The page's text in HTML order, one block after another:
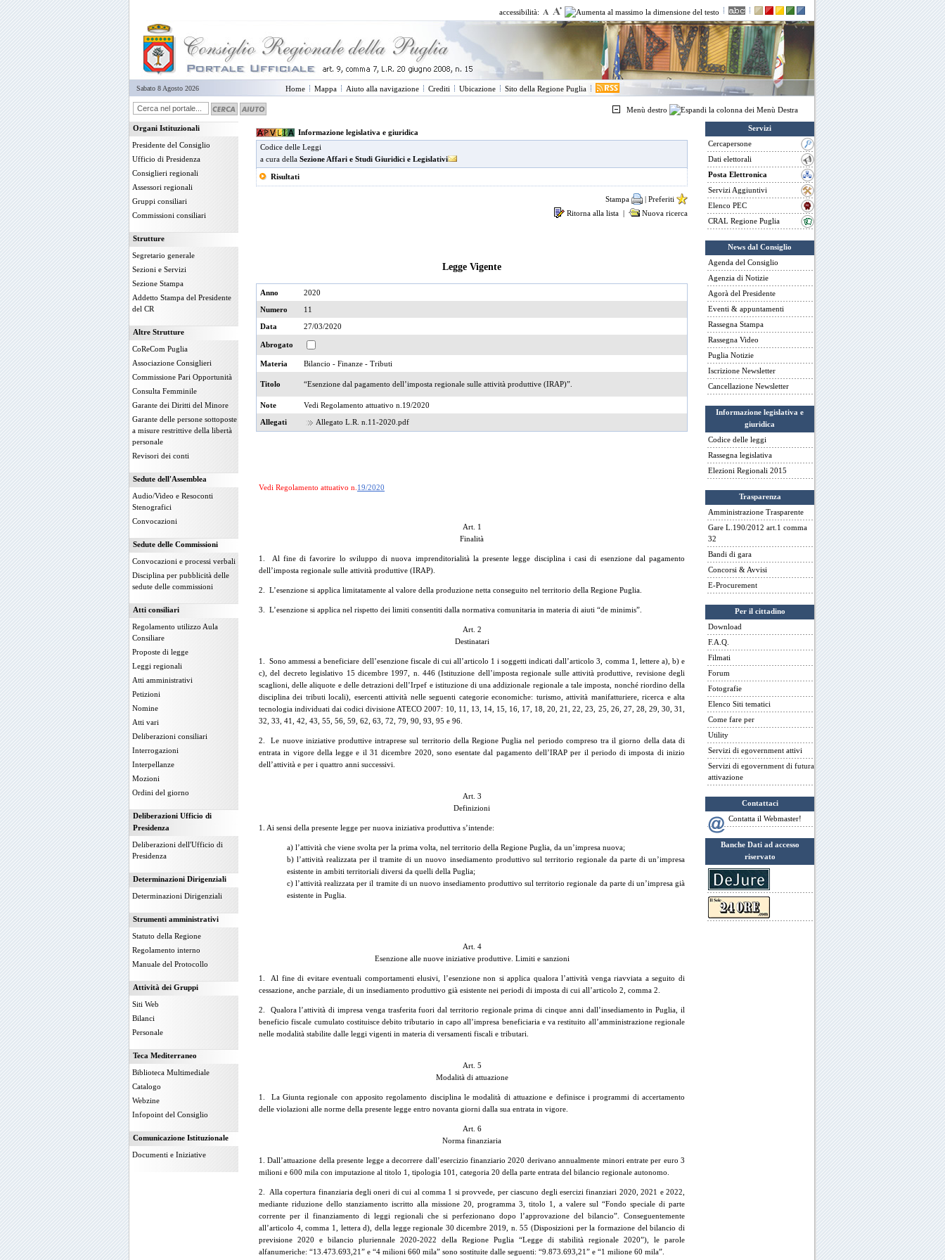
accessibilità:
Sabato 8 Agosto 2026 Home Mappa Aiuto alla navigazione Crediti Ubicazione Sito della Regione Puglia
Menù destro
Organi Istituzionali
Presidente del Consiglio
Ufficio di Presidenza
Consiglieri regionali
Assessori regionali
Gruppi consiliari
Commissioni consiliari
Strutture
Segretario generale
Sezioni e Servizi
Sezione Stampa
Addetto Stampa del Presidente
del CR
Altre Strutture
CoReCom Puglia
Associazione Consiglieri
Commissione Pari Opportunità
Consulta Femminile
Garante dei Diritti del Minore
Garante delle persone sottoposte
a misure restrittive della libertà
personale
Revisori dei conti
Sedute dell'Assemblea
Audio/Video e Resoconti
Stenografici
Convocazioni
Sedute delle Commissioni
Convocazioni e processi verbali
Disciplina per pubblicità delle
sedute delle commissioni
Atti consiliari
Regolamento utilizzo Aula
Consiliare
Proposte di legge
Leggi regionali
Atti amministrativi
Petizioni
Nomine
Atti vari
Deliberazioni consiliari
Interrogazioni
Interpellanze
Mozioni
Ordini del giorno
Deliberazioni Ufficio di
Presidenza
Deliberazioni dell'Ufficio di
Presidenza
Determinazioni Dirigenziali
Determinazioni Dirigenziali
Strumenti amministrativi
Statuto della Regione
Regolamento interno
Manuale del Protocollo
Attività dei Gruppi
Siti Web
Bilanci
Personale
Teca Mediterraneo
Biblioteca Multimediale
Catalogo
Webzine
Infopoint del Consiglio
Comunicazione Istituzionale
Documenti e Iniziative
Informazione legislativa e giuridica
Codice delle Leggi
a cura della Sezione Affari e Studi Giuridici e Legislativi
Risultati
Stampa | Preferiti
Ritorna alla lista | Nuova ricerca
Legge Vigente
Anno
2020
Numero
11
Data
27/03/2020
Abrogato
Materia Bilancio - Finanze - Tributi
Titolo “Esenzione dal pagamento dell’imposta regionale sulle attività produttive (IRAP)”.
Note
Vedi Regolamento attuativo n.19/2020
Allegati
Allegato L.R. n.11-2020.pdf
Vedi Regolamento attuativo n. 19/2020
Art. 1
Finalità
1. Al fine di favorire lo sviluppo di nuova imprenditorialità la presente legge disciplina i casi di esenzione dal pagamento
dell’imposta regionale sulle attività produttive (IRAP).
2. L’esenzione si applica limitatamente al valore della produzione netta conseguito nel territorio della Regione Puglia.
3. L’esenzione si applica nel rispetto dei limiti consentiti dalla normativa comunitaria in materia di aiuti “de minimis”.
Art. 2
Destinatari
1. Sono ammessi a beneficiare dell’esenzione fiscale di cui all’articolo 1 i soggetti indicati dall’articolo 3, comma 1, lettere a), b) e
c), del decreto legislativo 15 dicembre 1997, n. 446 (Istituzione dell’imposta regionale sulle attività produttive, revisione degli
scaglioni, delle aliquote e delle detrazioni dell’Irpef e istituzione di una addizionale regionale a tale imposta, nonché riordino della
disciplina dei tributi locali), esercenti attività nelle seguenti categorie economiche: turismo, attività manifatturiere, ricerca e alta
tecnologia individuati dai codici divisione ATECO 2007: 10, 11, 13, 14, 15, 16, 17, 18, 20, 21, 22, 23, 25, 26, 27, 28, 29, 30, 31,
32, 33, 41, 42, 43, 55, 56, 59, 62, 63, 72, 79, 90, 93, 95 e 96.
2. Le nuove iniziative produttive intraprese sul territorio della Regione Puglia nel periodo compreso tra il giorno della data di
entrata in vigore della legge e il 31 dicembre 2020, sono esentate dal pagamento dell’IRAP per il periodo di imposta di inizio
dell’attività e per i quattro anni successivi.
Art. 3
Definizioni
1. Ai sensi della presente legge per nuova iniziativa produttiva s’intende:
a) l’attività che viene svolta per la prima volta, nel territorio della Regione Puglia, da un’impresa nuova;
b) l’attività realizzata per il tramite di un nuovo insediamento produttivo sul territorio regionale da parte di un’impresa
esistente in ambiti territoriali diversi da quelli della Puglia;
c) l’attività realizzata per il tramite di un nuovo insediamento produttivo sul territorio regionale da parte di un’impresa già
esistente in Puglia.
Art. 4
Esenzione alle nuove iniziative produttive. Limiti e sanzioni
1. Al fine di evitare eventuali comportamenti elusivi, l’esenzione non si applica qualora l’attività venga riavviata a seguito di
cessazione, anche parziale, di un insediamento produttivo già esistente nei periodi di imposta di cui all’articolo 2, comma 2.
2. Qualora l’attività di impresa venga trasferita fuori dal territorio regionale prima di cinque anni dall’insediamento in Puglia, il
beneficio fiscale cumulato costituisce debito tributario in capo all’impresa beneficiaria e va restituito all’amministrazione regionale
nelle modalità stabilite dalle leggi vigenti in materia di versamenti fiscali e tributari.
Art. 5
Modalità di attuazione
1. La Giunta regionale con apposito regolamento disciplina le modalità di attuazione e definisce i programmi di accertamento
delle violazioni alle norme della presente legge entro novanta giorni dalla sua entrata in vigore.
Art. 6
Norma finanziaria
1. Dall’attuazione della presente legge a decorrere dall’esercizio finanziario 2020 derivano annualmente minori entrate per euro 3
milioni e 600 mila con imputazione al titolo 1, tipologia 101, categoria 20 della parte entrata del bilancio regionale autonomo.
2. Alla copertura finanziaria degli oneri di cui al comma 1 si provvede, per ciascuno degli esercizi finanziari 2020, 2021 e 2022,
mediante riduzione dello stanziamento iscritto alla missione 20, programma 3, titolo 1, a valere sul “Fondo speciale di parte
corrente per il finanziamento di leggi regionali che si perfezionano dopo l’approvazione del bilancio”. Conseguentemente
all’articolo 4, comma 1, lettera d), della legge regionale 30 dicembre 2019, n. 55 (Disposizioni per la formazione del bilancio di
previsione 2020 e bilancio pluriennale 2020-2022 della Regione Puglia “Legge di stabilità regionale 2020”), le parole
alfanumeriche: “13.473.693,21” e “4 milioni 660 mila” sono sostituite dalle seguenti: “9.873.693,21” e “1 milione 60 mila”.
Servizi
Cercapersone
Dati elettorali
Posta Elettronica
Servizi Aggiuntivi
Elenco PEC
CRAL Regione Puglia
News dal Consiglio
Agenda del Consiglio
Agenzia di Notizie
Agorà del Presidente
Eventi & appuntamenti
Rassegna Stampa
Rassegna Video
Puglia Notizie
Iscrizione Newsletter
Cancellazione Newsletter
Informazione legislativa e
giuridica
Codice delle leggi
Rassegna legislativa
Elezioni Regionali 2015
Trasparenza
Amministrazione Trasparente
Gare L.190/2012 art.1 comma
32
Bandi di gara
Concorsi & Avvisi
E-Procurement
Per il cittadino
Download
F.A.Q.
Filmati
Forum
Fotografie
Elenco Siti tematici
Come fare per
Utility
Servizi di egovernment attivi
Servizi di egovernment di futura
attivazione
Contattaci
Contatta il Webmaster!
Banche Dati ad accesso
riservato